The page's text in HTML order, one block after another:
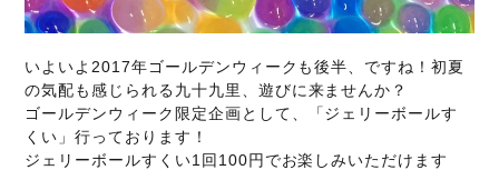
いよいよ2017年ゴールデンウィークも後半、ですね！初夏
の気配も感じられる九十九里、遊びに来ませんか？
ゴールデンウィーク限定企画として、「ジェリーボールす
くい」行っております！
ジェリーボールすくい1回100円でお楽しみいただけます